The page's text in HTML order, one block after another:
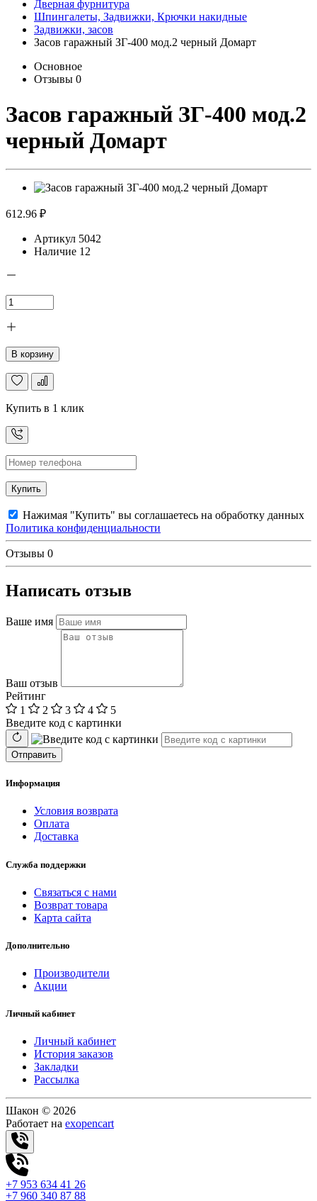
Дверная фурнитура
Шпингалеты, Задвижки, Крючки накидные
Задвижки, засов
Засов гаражный ЗГ-400 мод.2 черный Домарт
Основное
Отзывы 0
Засов гаражный ЗГ-400 мод.2
черный Домарт
612.96 ₽
Артикул 5042
Наличие 12
В корзину
Купить в 1 клик
Купить
Нажимая "Купить" вы соглашаетесь на обработку данных
Политика конфиденциальности
Отзывы 0
Написать отзыв
Ваше имя
Ваш отзыв
Рейтинг
1
2 3 4
5
Введите код с картинки
Отправить
Информация
Условия возврата
Оплата
Доставка
Служба поддержки
Связаться с нами
Возврат товара
Карта сайта
Дополнительно
Производители
Акции
Личный кабинет
Личный кабинет
История заказов
Закладки
Рассылка
Шакон © 2026
Работает на exopencart
+7 953 634 41 26
+7 960 340 87 88